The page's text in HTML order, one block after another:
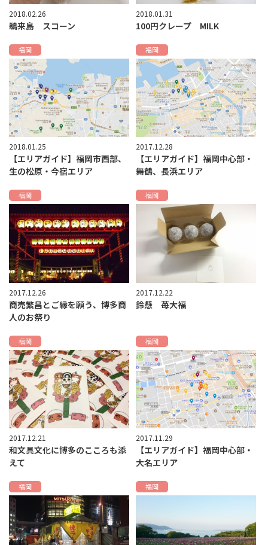
2018.02.26
鵜来島 スコーン
2018.01.31
100円クレープ MILK
福岡
2018.01.25
【エリアガイド】福岡市西部、
生の松原・今宿エリア
福岡
2017.12.28
【エリアガイド】福岡中心部・
舞鶴、長浜エリア
福岡
2017.12.26
商売繁昌とご縁を願う、博多商
人のお祭り
福岡
2017.12.22
鈴懸 苺大福
福岡
2017.12.21
和文具文化に博多のこころも添
えて
福岡
2017.11.29
【エリアガイド】福岡中心部・
大名エリア
福岡 福岡